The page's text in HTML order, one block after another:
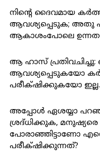
നിന്റെ ദൈവമായ
ആവശ്യപ്പെടുക; അതു
ആകാശംപോലെ
ആ ഹാസ്‌
ആവശ്യപ്പെടുകയോ
പരീക്‌ഷിക്കുകയോ ഇല്ല.
അപ്പോള്‍ ഏശയ്യാ
ശ്രദ്‌ധിക്കുക,
പോരാഞ്ഞിട്ടാണോ
പരീക്‌ഷിക്കുന്നത്‌?